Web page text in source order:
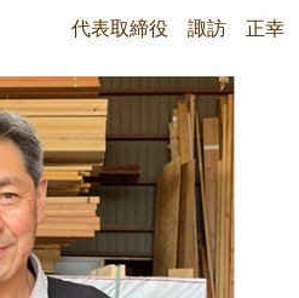
代表取締役 諏訪 正幸